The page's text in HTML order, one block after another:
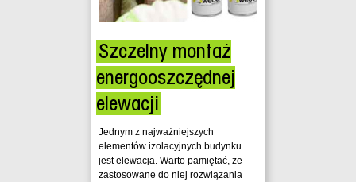
Szczelny montaż
energooszczędnej
elewacji
Jednym z najważniejszych
elementów izolacyjnych budynku
jest elewacja. Warto pamiętać, że
zastosowane do niej rozwiązania